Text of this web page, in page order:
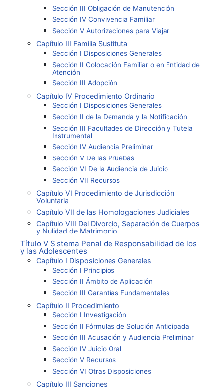
Sección III Obligación de Manutención
Sección IV Convivencia Familiar
Sección V Autorizaciones para Viajar
Capítulo III Familia Sustituta
Sección I Disposiciones Generales
Sección II Colocación Familiar o en Entidad de
Atención
Sección III Adopción
Capítulo IV Procedimiento Ordinario
Sección I Disposiciones Generales
Sección II de la Demanda y la Notificación
Sección III Facultades de Dirección y Tutela
Instrumental
Sección IV Audiencia Preliminar
Sección V De las Pruebas
Sección VI De la Audiencia de Juicio
Sección VII Recursos
Capítulo VI Procedimiento de Jurisdicción
Voluntaria
Capítulo VII de las Homologaciones Judiciales
Capítulo VIII Del Divorcio, Separación de Cuerpos
y Nulidad de Matrimonio
Título V Sistema Penal de Responsabilidad de los
y las Adolescentes
Capítulo I Disposiciones Generales
Sección I Principios
Sección II Ámbito de Aplicación
Sección III Garantías Fundamentales
Capítulo II Procedimiento
Sección I Investigación
Sección II Fórmulas de Solución Anticipada
Sección III Acusación y Audiencia Preliminar
Sección IV Juicio Oral
Sección V Recursos
Sección VI Otras Disposiciones
Capítulo III Sanciones